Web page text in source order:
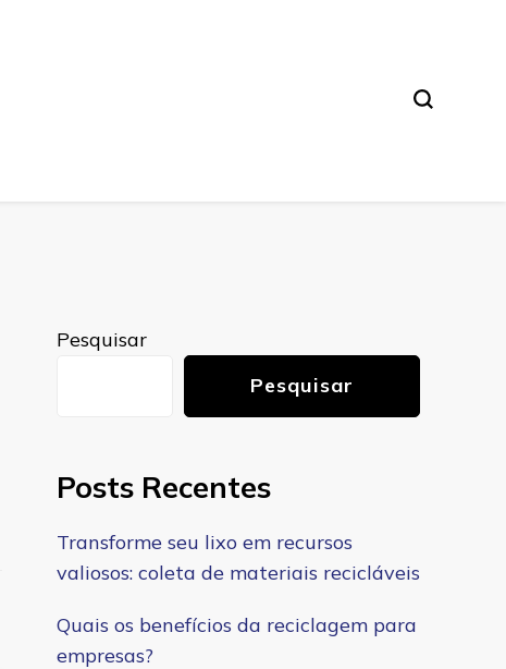
Pesquisar
Pesquisar
Posts Recentes
Transforme seu lixo em recursos
valiosos: coleta de materiais recicláveis
Quais os benefícios da reciclagem para
empresas?